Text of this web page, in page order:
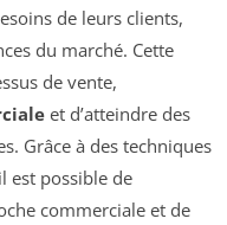
de leurs clients,
du marché. Cette
de vente,
et d’atteindre des
Grâce à des techniques
est possible de
commerciale et de